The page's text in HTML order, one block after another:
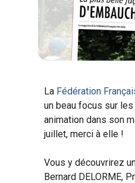
La Fédération
un beau focus sur
animation dans son
juillet, merci à elle !
Vous y découvrirez
Bernard DELORME,